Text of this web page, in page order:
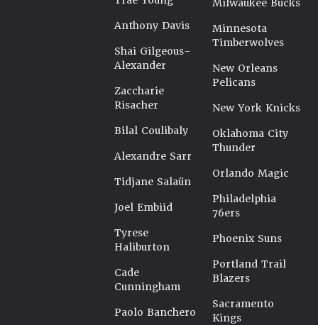
Anthony Davis
Shai Gilgeous-
Alexander
Zaccharie
Risacher
Bilal Coulibaly
Alexandre Sarr
Tidjane Salaün
Joel Embiid
Tyrese
Haliburton
Cade
Cunningham
Paolo Banchero
Milwaukee Bucks
Minnesota
Timberwolves
New Orleans
Pelicans
New York Knicks
Oklahoma City
Thunder
Orlando Magic
Philadelphia
76ers
Phoenix Suns
Portland Trail
Blazers
Sacramento
Kings